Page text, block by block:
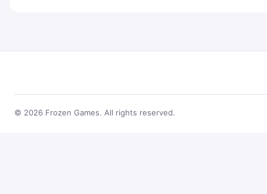
© 2026 Frozen Games. All rights reserved.